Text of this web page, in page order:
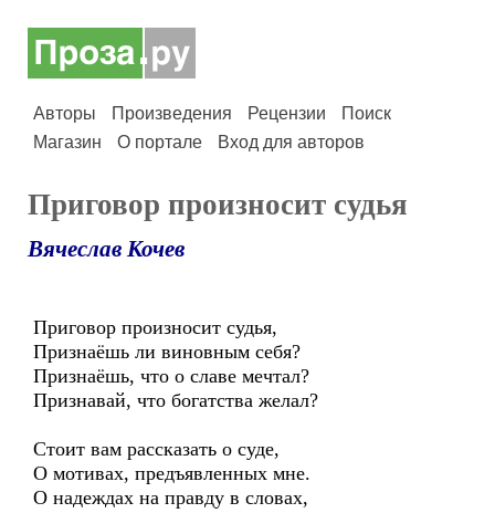
Авторы Произведения Рецензии
Поиск
Магазин
О портале Вход для авторов
Приговор произносит судья
Вячеслав Кочев
Приговор произносит судья,
Признаёшь ли виновным себя?
Признаёшь, что о славе мечтал?
Признавай, что богатства желал?
Стоит вам рассказать о суде,
О мотивах, предъявленных мне.
О надеждах на правду в словах,